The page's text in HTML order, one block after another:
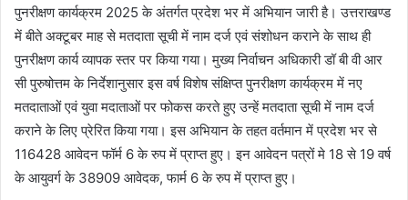
पुनरीक्षण कार्यक्रम 2025 के अंतर्गत प्रदेश भर में अभियान जारी है। उत्तराखण्ड
में बीते अक्टूबर माह से मतदाता सूची में नाम दर्ज एवं संशोधन कराने के साथ ही
पुनरीक्षण कार्य व्यापक स्तर पर किया गया। मुख्य निर्वाचन अधिकारी डॉ बी वी आर
सी पुरुषोत्तम के निर्देशानुसार इस वर्ष विशेष संक्षिप्त पुनरीक्षण कार्यक्रम में नए
मतदाताओं एवं युवा मदाताओं पर फोकस करते हुए उन्हें मतदाता सूची में नाम दर्ज
कराने के लिए प्रेरित किया गया। इस अभियान के तहत वर्तमान में प्रदेश भर से
116428 आवेदन फॉर्म 6 के रुप में प्राप्त हुए। इन आवेदन पत्रों मे 18 से 19 वर्ष
के आयुवर्ग के 38909 आवेदक, फार्म 6 के रुप में प्राप्त हुए।